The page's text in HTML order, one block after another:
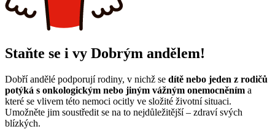
Staňte se i vy Dobrým andělem!
Dobří andělé podporují rodiny, v nichž se dítě nebo jeden z rodičů
potýká s onkologickým nebo jiným vážným onemocněním a
které se vlivem této nemoci ocitly ve složité životní situaci.
Umožněte jim soustředit se na to nejdůležitější – zdraví svých
blízkých.